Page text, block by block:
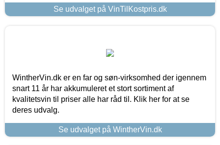
Se udvalget på VinTilKostpris.dk
WintherVin.dk er en far og søn-virksomhed der igennem
snart 11 år har akkumuleret et stort sortiment af
kvalitetsvin til priser alle har råd til. Klik her for at se
deres udvalg.
Se udvalget på WintherVin.dk